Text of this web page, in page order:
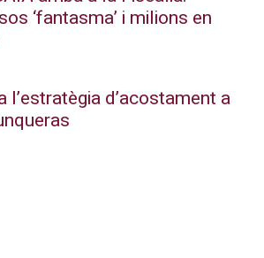
‘fantasma’ i milions en
l’estratègia d’acostament a